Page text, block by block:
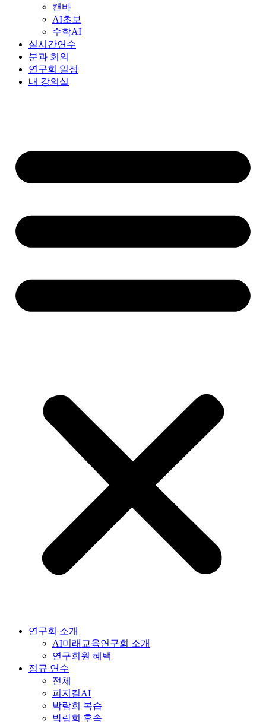
캔바
AI초보
수학AI
실시간연수
분과 회의
연구회 일정
내 강의실
연구회 소개
AI미래교육연구회 소개
연구회원 혜택
정규 연수
전체
피지컬AI
박람회 복습
박람회 후속